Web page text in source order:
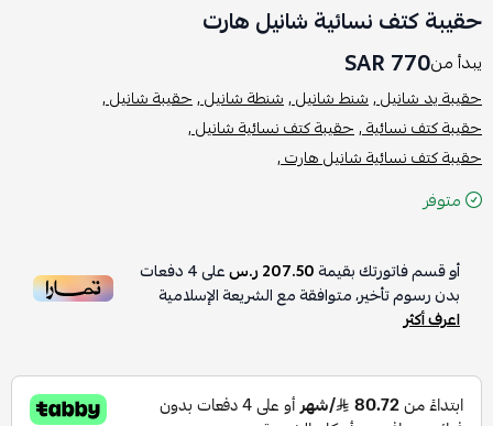
حقيبة كتف نسائية شانيل هارت
يبدأ من770 SAR
حقيبة يد شانيل ,شنط شانيل ,شنطة شانيل ,حقيبة شانيل ,
حقيبة كتف نسائية ,حقيبة كتف نسائية شانيل ,
حقيبة كتف نسائية شانيل هارت ,
متوفر
أو قسم فاتورتك بقيمة207.50 ر.س على4دفعات
بدون رسوم تأخير، متوافقة مع الشريعة الإسلامية
اعرف أكثر